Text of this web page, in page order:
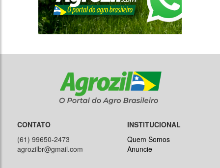
CONTATO
(61) 99650-2473
agrozilbr@gmail.com
INSTITUCIONAL
Quem Somos
Anuncie